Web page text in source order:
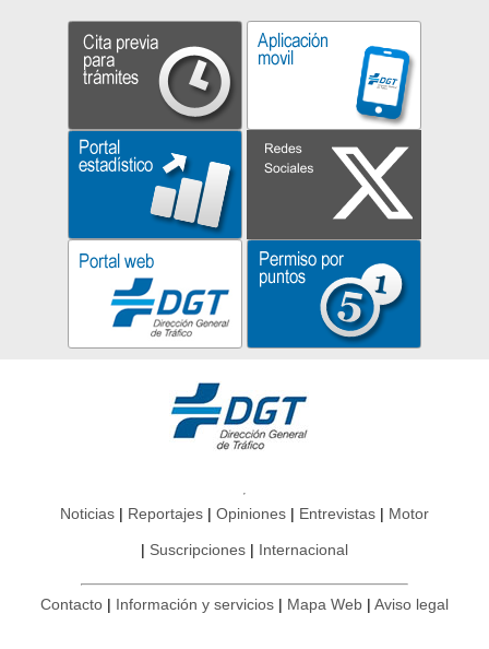
Noticias Reportajes Opiniones Entrevistas Motor
Suscripciones Internacional
Contacto Información y servicios Mapa Web Aviso legal